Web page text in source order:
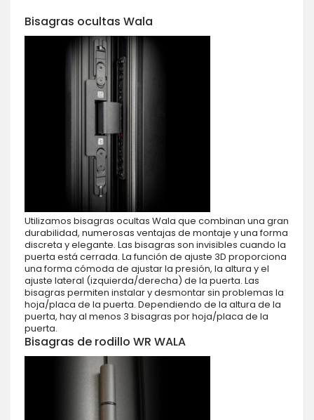
Bisagras ocultas Wala
Utilizamos bisagras ocultas Wala que combinan una gran
durabilidad, numerosas ventajas de montaje y una forma
discreta y elegante. Las bisagras son invisibles cuando la
puerta está cerrada. La función de ajuste 3D proporciona
una forma cómoda de ajustar la presión, la altura y el
ajuste lateral (izquierda/derecha) de la puerta. Las
bisagras permiten instalar y desmontar sin problemas la
hoja/placa de la puerta. Dependiendo de la altura de la
puerta, hay al menos 3 bisagras por hoja/placa de la
puerta.
Bisagras de rodillo WR WALA